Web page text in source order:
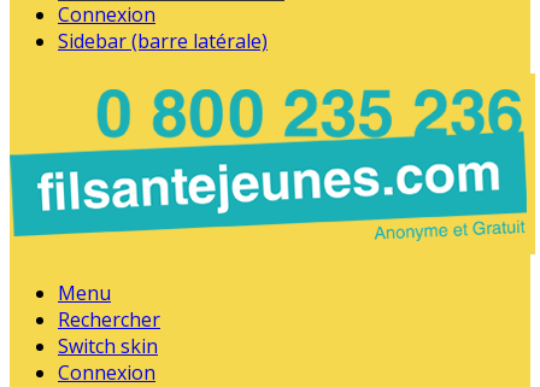
Connexion
Sidebar (barre latérale)
Menu
Rechercher
Switch skin
Connexion